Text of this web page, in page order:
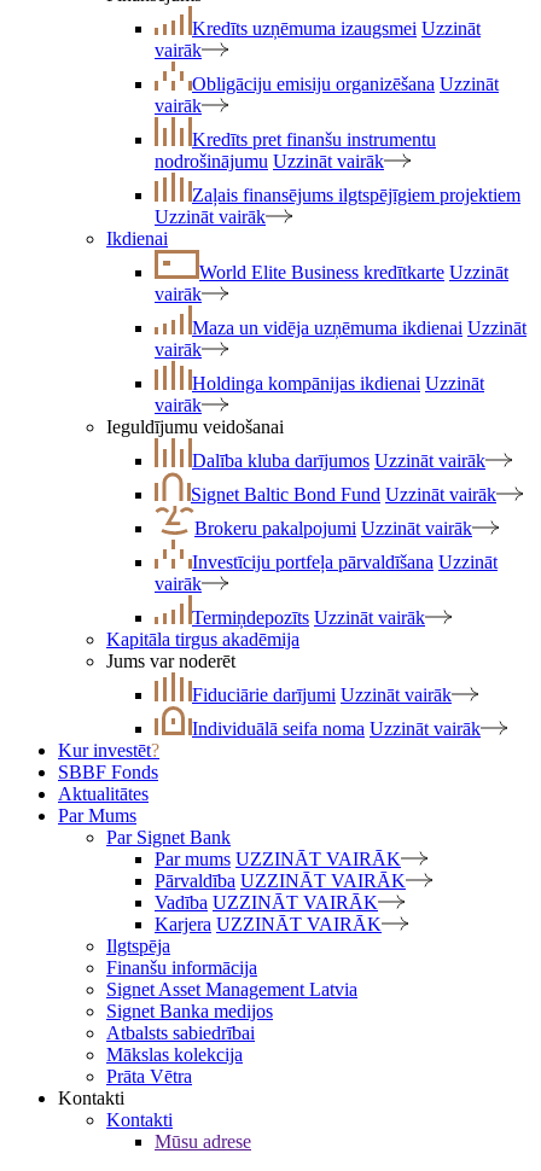
Kredīts uzņēmuma izaugsmei Uzzināt
vairāk
Obligāciju emisiju organizēšana Uzzināt
vairāk
Kredīts pret finanšu instrumentu
nodrošinājumu Uzzināt vairāk
Zaļais finansējums ilgtspējīgiem projektiem
Uzzināt vairāk
Ikdienai
World Elite Business kredītkarte Uzzināt
vairāk
Maza un vidēja uzņēmuma ikdienai Uzzināt
vairāk
Holdinga kompānijas ikdienai Uzzināt
vairāk
Ieguldījumu veidošanai
Dalība kluba darījumos Uzzināt vairāk
Signet Baltic Bond Fund Uzzināt vairāk
Brokeru pakalpojumi Uzzināt vairāk
Investīciju portfeļa pārvaldīšana Uzzināt
vairāk
Termiņdepozīts Uzzināt vairāk
Kapitāla tirgus akadēmija
Jums var noderēt
Fiduciārie darījumi Uzzināt vairāk
Individuālā seifa noma Uzzināt vairāk
Kur investēt?
SBBF Fonds
Aktualitātes
Par Mums
Par Signet Bank
Par mums UZZINĀT VAIRĀK
Pārvaldība UZZINĀT VAIRĀK
Vadība UZZINĀT VAIRĀK
Karjera UZZINĀT VAIRĀK
Ilgtspēja
Finanšu informācija
Signet Asset Management Latvia
Signet Banka medijos
Atbalsts sabiedrībai
Mākslas kolekcija
Prāta Vētra
Kontakti
Kontakti
Mūsu adrese